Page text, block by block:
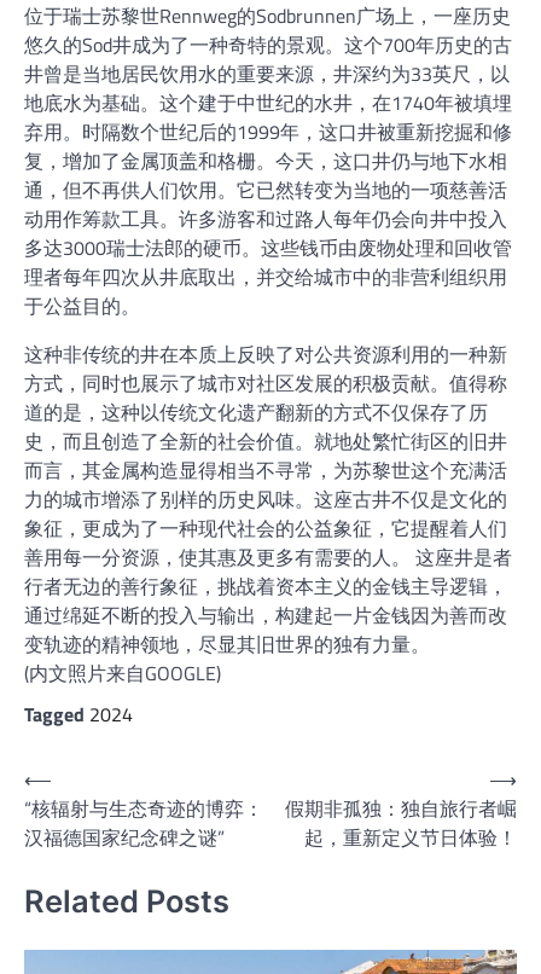
位于瑞士苏黎世Rennweg的Sodbrunnen广场上，一座历史
悠久的Sod井成为了一种奇特的景观。这个700年历史的古
井曾是当地居民饮用水的重要来源，井深约为33英尺，以
地底水为基础。这个建于中世纪的水井，在1740年被填埋
弃用。时隔数个世纪后的1999年，这口井被重新挖掘和修
复，增加了金属顶盖和格栅。今天，这口井仍与地下水相
通，但不再供人们饮用。它已然转变为当地的一项慈善活
动用作筹款工具。许多游客和过路人每年仍会向井中投入
多达3000瑞士法郎的硬币。这些钱币由废物处理和回收管
理者每年四次从井底取出，并交给城市中的非营利组织用
于公益目的。
这种非传统的井在本质上反映了对公共资源利用的一种新
方式，同时也展示了城市对社区发展的积极贡献。值得称
道的是，这种以传统文化遗产翻新的方式不仅保存了历
史，而且创造了全新的社会价值。就地处繁忙街区的旧井
而言，其金属构造显得相当不寻常，为苏黎世这个充满活
力的城市增添了别样的历史风味。这座古井不仅是文化的
象征，更成为了一种现代社会的公益象征，它提醒着人们
善用每一分资源，使其惠及更多有需要的人。 这座井是者
行者无边的善行象征，挑战着资本主义的金钱主导逻辑，
通过绵延不断的投入与输出，构建起一片金钱因为善而改
变轨迹的精神领地，尽显其旧世界的独有力量。
(内文照片来自GOOGLE)
Tagged 2024
文
章
导
航
⟵
“核辐射与生态奇迹的博弈：
汉福德国家纪念碑之谜”
假期非孤独：独自旅行者崛
起，重新定义节日体验！
⟶
Related Posts